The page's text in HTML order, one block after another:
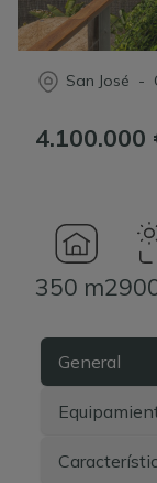
San José -
4.100.000
350 m2
General